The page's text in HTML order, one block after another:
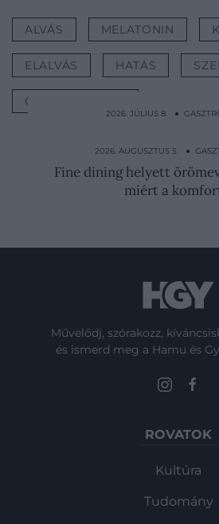
ALVÁS MELATONIN
ELALVÁS HATÁS
GASZTRONÓMIA
2026. JÚLIUS 8. ●
citromkarika a
2026. AUGUSZTUS 5. ●
Fine dining helyett
miért a
Művelődj, szórakozz,
és ismerd meg a Hamu és
ROVATOK
Kultúra
Tudomány